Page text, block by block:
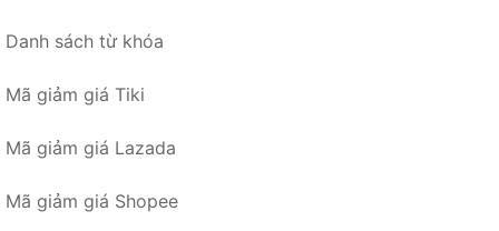
Danh sách từ khóa
Mã giảm giá Tiki
Mã giảm giá Lazada
Mã giảm giá Shopee